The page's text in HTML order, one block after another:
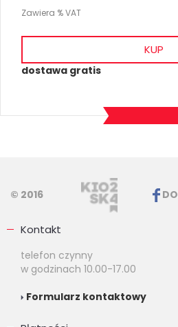
Zawiera % VAT
KUP
dostawa gratis
© 2016
Kontakt
telefon czynny
w godzinach 10.00-17.00
Formularz kontaktowy